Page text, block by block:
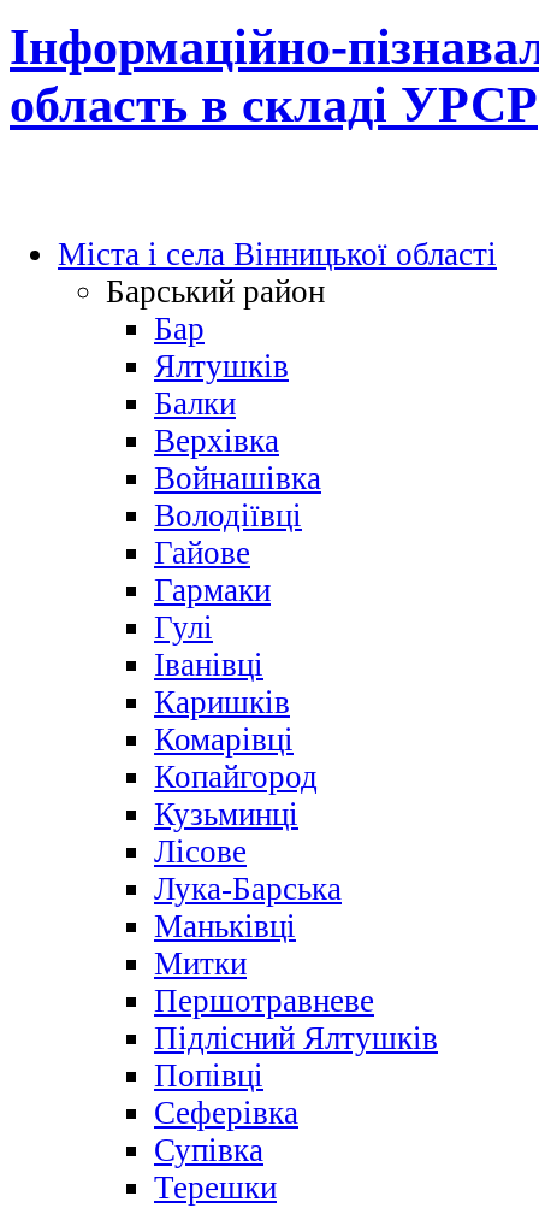
Інформаційно-
область в складі УРСР
Міста і села Вінницької області
Барський район
Бар
Ялтушків
Балки
Верхівка
Войнашівка
Володіївці
Гайове
Гармаки
Гулі
Іванівці
Каришків
Комарівці
Копайгород
Кузьминці
Лісове
Лука-Барська
Маньківці
Митки
Першотравневе
Підлісний Ялтушків
Попівці
Сеферівка
Супівка
Терешки